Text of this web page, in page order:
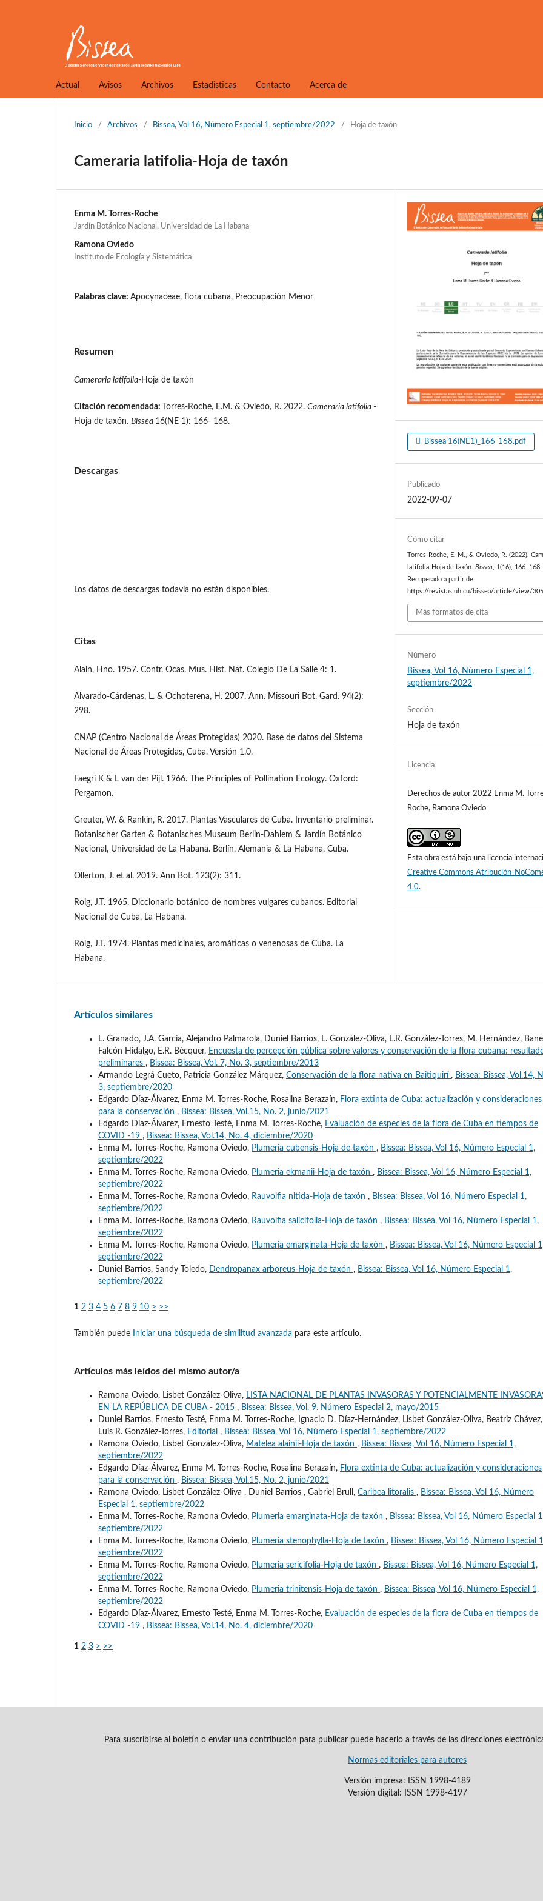
Actual Avisos Archivos Estadisticas Contacto Acerca de
Inicio / Archivos / Bissea, Vol 16, Número Especial 1, septiembre/2022 / Hoja de taxón
Cameraria latifolia-Hoja de taxón
Enma M. Torres-Roche
Jardín Botánico Nacional, Universidad de La Habana
Ramona Oviedo
Instituto de Ecología y Sistemática
Palabras clave: Apocynaceae, flora cubana, Preocupación Menor
Resumen
Cameraria latifolia-Hoja de taxón
Citación recomendada: Torres-Roche, E.M. & Oviedo, R. 2022. Cameraria latifolia -
Hoja de taxón. Bissea 16(NE 1): 166- 168.
Descargas
Los datos de descargas todavía no están disponibles.
Citas
Alain, Hno. 1957. Contr. Ocas. Mus. Hist. Nat. Colegio De La Salle 4: 1.
Alvarado-Cárdenas, L. & Ochoterena, H. 2007. Ann. Missouri Bot. Gard. 94(2):
298.
CNAP (Centro Nacional de Áreas Protegidas) 2020. Base de datos del Sistema
Nacional de Áreas Protegidas, Cuba. Versión 1.0.
Faegri K & L van der Pijl. 1966. The Principles of Pollination Ecology. Oxford:
Pergamon.
Greuter, W. & Rankin, R. 2017. Plantas Vasculares de Cuba. Inventario preliminar.
Botanischer Garten & Botanisches Museum Berlin-Dahlem & Jardín Botánico
Nacional, Universidad de La Habana. Berlín, Alemania & La Habana, Cuba.
Ollerton, J. et al. 2019. Ann Bot. 123(2): 311.
Roig, J.T. 1965. Diccionario botánico de nombres vulgares cubanos. Editorial
Nacional de Cuba, La Habana.
Roig, J.T. 1974. Plantas medicinales, aromáticas o venenosas de Cuba. La
Habana.
Bissea 16(NE1)_166-168.pdf
Publicado
2022-09-07
Cómo citar
Torres-Roche, E. M., & Oviedo, R. (2022).
latifolia-Hoja de taxón.Bissea 1(16), 166–168.
Recuperado a partir de
https://revistas.uh.cu/bissea/article/view/
Más formatos de cita
Número
Bissea, Vol 16, Número Especial 1,
septiembre/2022
Sección
Hoja de taxón
Licencia
Derechos de autor 2022 Enma M.
Roche, Ramona Oviedo
Esta obra está bajo una licencia
Creative Commons Atribución-
4.0.
Artículos similares
L. Granado, J.A. García, Alejandro Palmarola, Duniel Barrios, L. González-Oliva, L.R. González-Torres, M. Hernández,
Falcón Hidalgo, E.R. Bécquer, Encuesta de percepción pública sobre valores y conservación de la flora cubana:
preliminares , Bissea: Bissea, Vol. 7, No. 3, septiembre/2013
Armando Legrá Cueto, Patricia González Márquez, Conservación de la flora nativa en Baitiquirí , Bissea: Bissea, Vol.14,
3, septiembre/2020
Edgardo Díaz-Álvarez, Enma M. Torres-Roche, Rosalina Berazaín, Flora extinta de Cuba: actualización y consideraciones
para la conservación , Bissea: Bissea, Vol.15, No. 2, junio/2021
Edgardo Díaz-Álvarez, Ernesto Testé, Enma M. Torres-Roche, Evaluación de especies de la flora de Cuba en tiempos de
COVID -19 , Bissea: Bissea, Vol.14, No. 4, diciembre/2020
Enma M. Torres-Roche, Ramona Oviedo, Plumeria cubensis-Hoja de taxón , Bissea: Bissea, Vol 16, Número Especial 1,
septiembre/2022
Enma M. Torres-Roche, Ramona Oviedo, Plumeria ekmanii-Hoja de taxón , Bissea: Bissea, Vol 16, Número Especial 1,
septiembre/2022
Enma M. Torres-Roche, Ramona Oviedo, Rauvolfia nitida-Hoja de taxón , Bissea: Bissea, Vol 16, Número Especial 1,
septiembre/2022
Enma M. Torres-Roche, Ramona Oviedo, Rauvolfia salicifolia-Hoja de taxón , Bissea: Bissea, Vol 16, Número Especial 1,
septiembre/2022
Enma M. Torres-Roche, Ramona Oviedo, Plumeria emarginata-Hoja de taxón , Bissea: Bissea, Vol 16, Número Especial
septiembre/2022
Duniel Barrios, Sandy Toledo, Dendropanax arboreus-Hoja de taxón , Bissea: Bissea, Vol 16, Número Especial 1,
septiembre/2022
1 2 3 4 5 6 7 8 9 10 > >>
También puede Iniciar una búsqueda de similitud avanzada para este artículo.
Artículos más leídos del mismo autor/a
Ramona Oviedo, Lisbet González-Oliva, LISTA NACIONAL DE PLANTAS INVASORAS Y POTENCIALMENTE
EN LA REPÚBLICA DE CUBA - 2015 , Bissea: Bissea, Vol. 9. Número Especial 2, mayo/2015
Duniel Barrios, Ernesto Testé, Enma M. Torres-Roche, Ignacio D. Díaz-Hernández, Lisbet González-Oliva, Beatriz Chávez,
Luis R. González-Torres, Editorial , Bissea: Bissea, Vol 16, Número Especial 1, septiembre/2022
Ramona Oviedo, Lisbet González-Oliva, Matelea alainii-Hoja de taxón , Bissea: Bissea, Vol 16, Número Especial 1,
septiembre/2022
Edgardo Díaz-Álvarez, Enma M. Torres-Roche, Rosalina Berazaín, Flora extinta de Cuba: actualización y consideraciones
para la conservación , Bissea: Bissea, Vol.15, No. 2, junio/2021
Ramona Oviedo, Lisbet González-Oliva , Duniel Barrios , Gabriel Brull, Caribea litoralis , Bissea: Bissea, Vol 16, Número
Especial 1, septiembre/2022
Enma M. Torres-Roche, Ramona Oviedo, Plumeria emarginata-Hoja de taxón , Bissea: Bissea, Vol 16, Número Especial
septiembre/2022
Enma M. Torres-Roche, Ramona Oviedo, Plumeria stenophylla-Hoja de taxón , Bissea: Bissea, Vol 16, Número Especial
septiembre/2022
Enma M. Torres-Roche, Ramona Oviedo, Plumeria sericifolia-Hoja de taxón , Bissea: Bissea, Vol 16, Número Especial 1,
septiembre/2022
Enma M. Torres-Roche, Ramona Oviedo, Plumeria trinitensis-Hoja de taxón , Bissea: Bissea, Vol 16, Número Especial 1,
septiembre/2022
Edgardo Díaz-Álvarez, Ernesto Testé, Enma M. Torres-Roche, Evaluación de especies de la flora de Cuba en tiempos de
COVID -19 , Bissea: Bissea, Vol.14, No. 4, diciembre/2020
1 2 3 > >>
Para suscribirse al boletín o enviar una contribución para publicar puede hacerlo a través de las direcciones
Normas editoriales para autores
Versión impresa: ISSN 1998-4189
Versión digital: ISSN 1998-4197